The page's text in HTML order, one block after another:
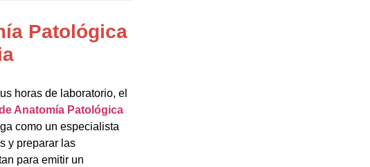
Patológica
horas de laboratorio, el
Anatomía Patológica
como un especialista
y preparar las
para emitir un